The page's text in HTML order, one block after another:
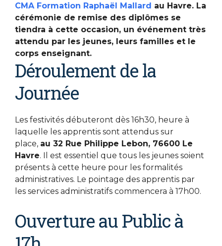
CMA Formation Raphaël Mallard au Havre. La
cérémonie de remise des diplômes se
tiendra à cette occasion, un événement très
attendu par les jeunes, leurs familles et le
corps enseignant.
Déroulement de la
Journée
Les festivités débuteront dès 16h30, heure à
laquelle les apprentis sont attendus sur
place, au 32 Rue Philippe Lebon, 76600 Le
Havre. Il est essentiel que tous les jeunes soient
présents à cette heure pour les formalités
administratives. Le pointage des apprentis par
les services administratifs commencera à 17h00.
Ouverture au Public à